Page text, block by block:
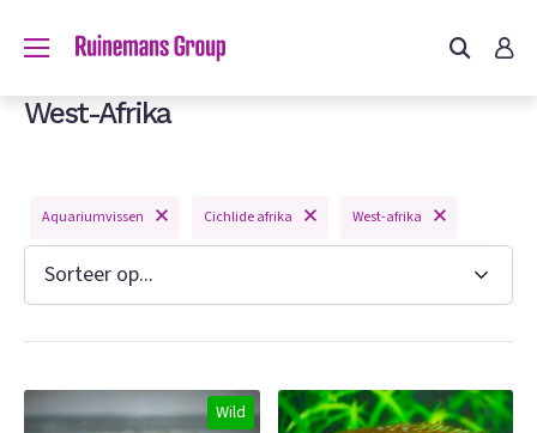
West-Afrika
Aquariumvissen Cichlide afrika West-afrika
Wild